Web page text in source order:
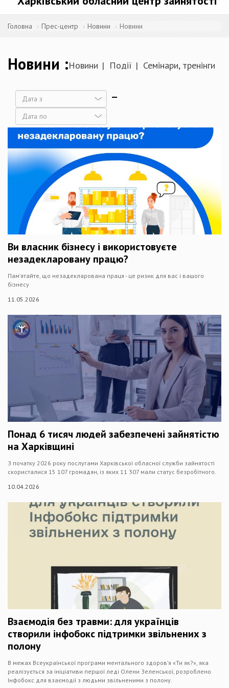
Головна Прес-центр Новини Новини
Новини Новини Події Семінари, тренінги
Дата
Дата
Ви власник бізнесу і використовуєте
незадекларовану працю?
Пам’ятайте, що незадекларована праця - це ризик для вас і вашого
бізнесу
11.05.2026
Понад 6 тисяч людей забезпечені зайнятістю
на Харківщині
З початку 2026 року послугами Харківської обласної служби зайнятості
скористалися 15 107 громадян, із яких 11 307 мали статус безробітного.
10.04.2026
Взаємодія без травми: для українців
створили інфобокс підтримки звільнених з
полону
В межах Всеукраїнської програми ментального здоров’я «Ти як?», яка
реалізується за ініціативи першої леді Олени Зеленської, розроблено
Інфобокс для взаємодії з людьми звільненими з полону.